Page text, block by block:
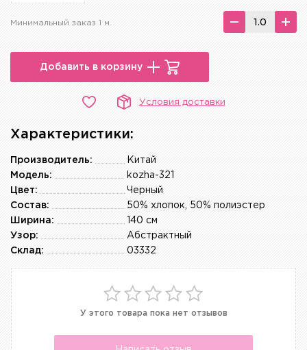
Минимальный заказ 1 м.
Добавить в корзину
Условия доставки
Характеристики:
Китай
Производитель:
kozha-321
Модель:
Черный
Цвет:
50% хлопок, 50% полиэстер
Состав:
140 см
Ширина:
Абстрактный
Узор:
03332
Склад:
У этого товара пока нет отзывов